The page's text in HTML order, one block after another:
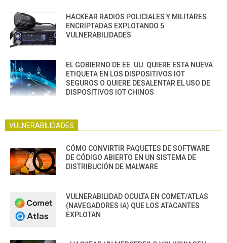
HACKEAR RADIOS POLICIALES Y MILITARES
ENCRIPTADAS EXPLOTANDO 5
VULNERABILIDADES
EL GOBIERNO DE EE. UU. QUIERE ESTA NUEVA
ETIQUETA EN LOS DISPOSITIVOS IOT
SEGUROS O QUIERE DESALENTAR EL USO DE
DISPOSITIVOS IOT CHINOS
VULNERABILIDADES
CÓMO CONVIRTIR PAQUETES DE SOFTWARE
DE CÓDIGO ABIERTO EN UN SISTEMA DE
DISTRIBUCIÓN DE MALWARE
VULNERABILIDAD OCULTA EN COMET/ATLAS
(NAVEGADORES IA) QUE LOS ATACANTES
EXPLOTAN